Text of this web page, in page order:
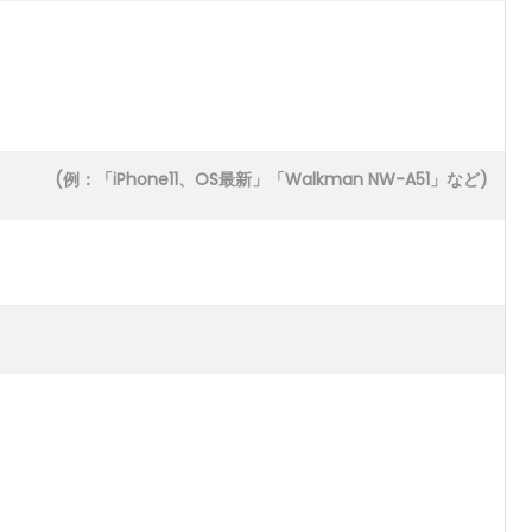
(例：「iPhone11、OS最新」「Walkman NW-A51」など)